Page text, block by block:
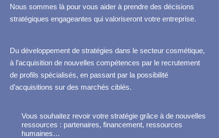
Nous sommes là pour vous aider à prendre des décisions
stratégiques engageantes qui valoriseront votre entreprise.
Du développement de stratégies dans le secteur cosmétique,
à l’acquisition de nouvelles compétences par le recrutement
de profils spécialisés, en passant par la possibilité
d’acquisitions sur des marchés ciblés.
Vous souhaitez revoir votre stratégie grâce à de nouvelles
ressources : partenaires, financement, ressources
humaines…